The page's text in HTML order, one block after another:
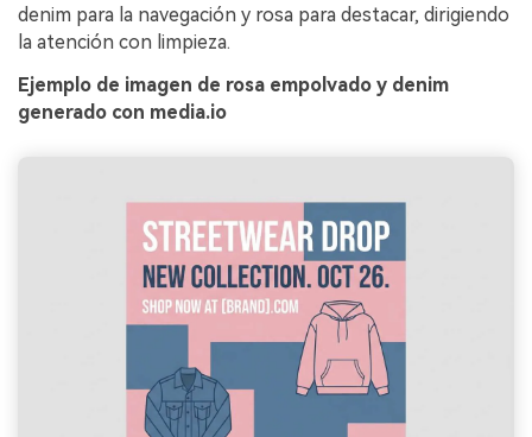
denim para la navegación y rosa para destacar, dirigiendo
la atención con limpieza.
Ejemplo de imagen de rosa empolvado y denim
generado con media.io